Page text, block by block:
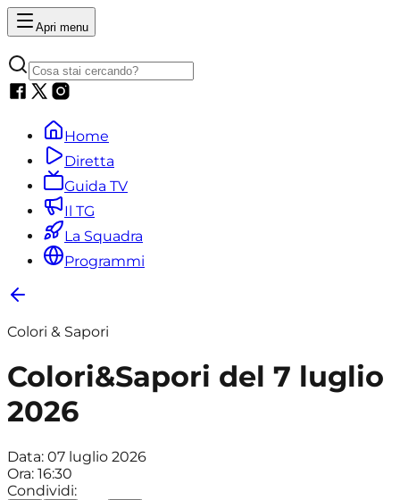
Apri menu
Home
Diretta
Guida TV
Il TG
La Squadra
Programmi
Colori & Sapori
Colori&Sapori del 7 luglio
2026
Data: 07 luglio 2026
Ora: 16:30
Condividi: